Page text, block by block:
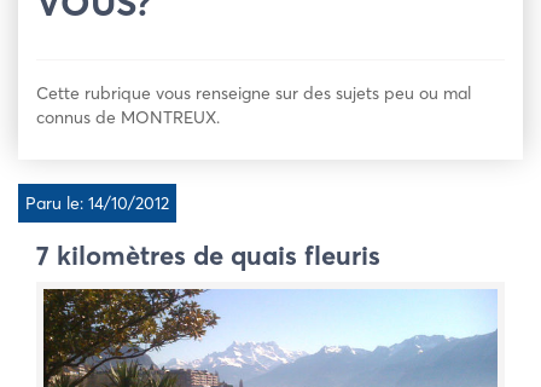
Cette rubrique vous renseigne sur des sujets peu ou mal
connus de MONTREUX.
Paru le: 14/10/2012
7 kilomètres de quais fleuris